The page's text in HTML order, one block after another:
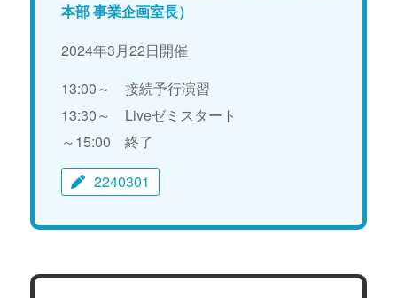
本部 事業企画室長）
2024年3月22日開催
13:00～ 接続予行演習
13:30～ Liveゼミスタート
～15:00 終了
2240301